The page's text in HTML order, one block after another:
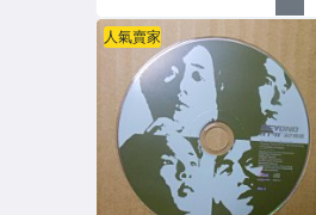
人氣賣家